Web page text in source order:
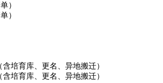
）
）
培育库、更名、异地搬迁）
培育库、更名、异地搬迁）